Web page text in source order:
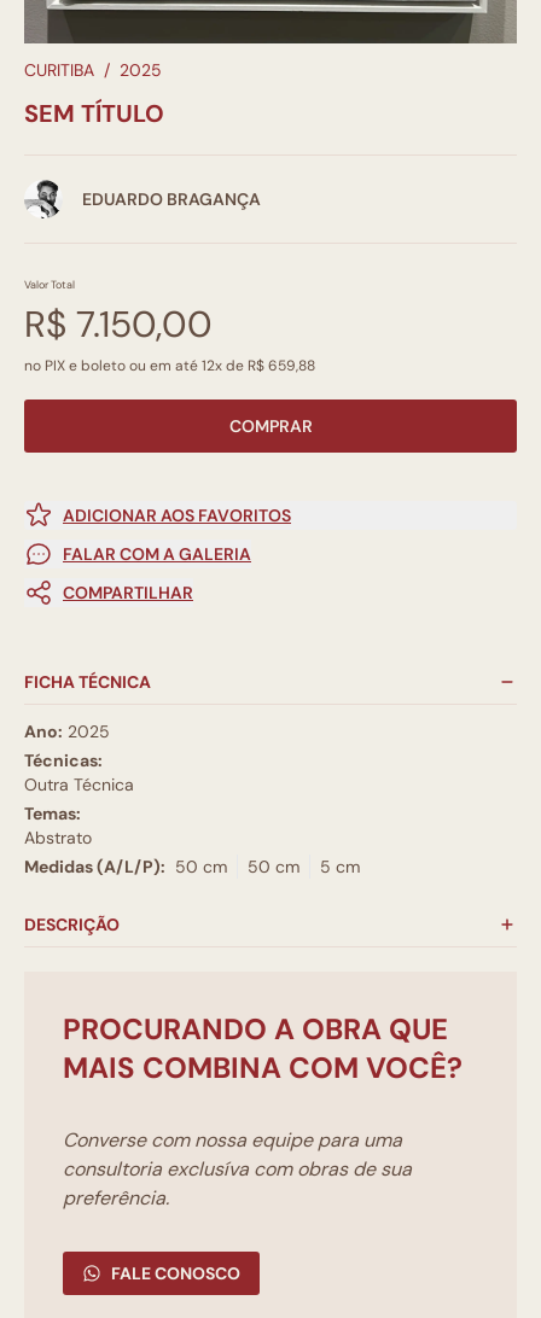
CURITIBA / 2025
SEM TÍTULO
EDUARDO BRAGANÇA
Valor Total
R$ 7.150,00
no PIX e boleto ou em até 12x de R$ 659,88
COMPRAR
ADICIONAR AOS FAVORITOS
FALAR COM A GALERIA
COMPARTILHAR
FICHA TÉCNICA
Ano: 2025
Técnicas:
Outra Técnica
Temas:
Abstrato
Medidas (A/L/P): 50 cm 50 cm 5 cm
DESCRIÇÃO
PROCURANDO A OBRA QUE
MAIS COMBINA COM VOCÊ?
Converse com nossa equipe para uma
consultoria exclusíva com obras de sua
preferência.
FALE CONOSCO